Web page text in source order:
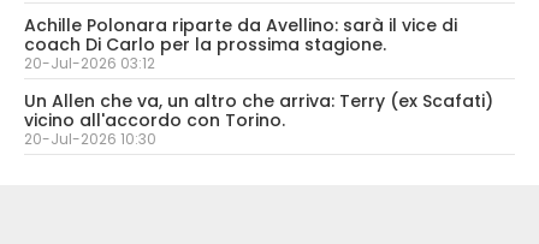
Achille Polonara riparte da Avellino: sarà il vice di
coach Di Carlo per la prossima stagione.
20-Jul-2026 03:12
Un Allen che va, un altro che arriva: Terry (ex Scafati)
vicino all'accordo con Torino.
20-Jul-2026 10:30